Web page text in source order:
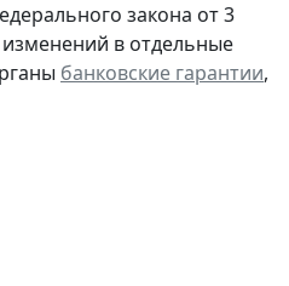
закона от 3
в отдельные
банковские гарантии,